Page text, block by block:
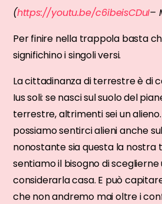
(https://youtu.be/c6ibeisCDuI–
Per finire nella trappola basta
significhino i singoli versi.
La cittadinanza di terrestre è di
Ius soli: se nasci sul suolo del
terrestre, altrimenti sei un
possiamo sentirci alieni anche
nonostante sia questa la nostra
sentiamo il bisogno di
considerarla casa. E può
che non andremo mai oltre i